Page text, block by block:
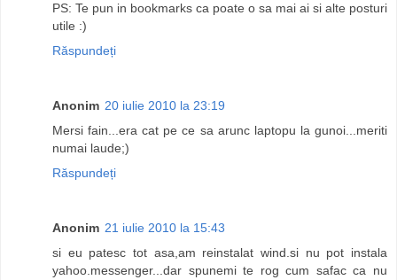
PS: Te pun in bookmarks ca poate o sa mai ai si alte posturi
utile :)
Răspundeți
Anonim 20 iulie 2010 la 23:19
Mersi fain...era cat pe ce sa arunc laptopu la gunoi...meriti
numai laude;)
Răspundeți
Anonim 21 iulie 2010 la 15:43
si eu patesc tot asa,am reinstalat wind.si nu pot instala
yahoo.messenger...dar spunemi te rog cum safac ca nu